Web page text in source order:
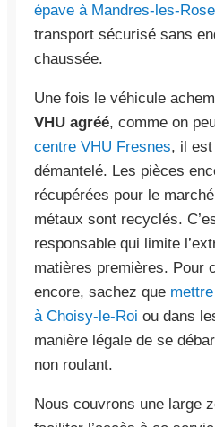
épave à Mandres-les-
transport sécurisé sans
chaussée.
Une fois le véhicule
VHU agréé, comme on
centre VHU Fresnes, il est
démantelé. Les pièces
récupérées pour le
métaux sont recyclés.
responsable qui limite
matières premières. Pour
encore, sachez que
à Choisy-le-Roi ou dans
manière légale de se
non roulant.
Nous couvrons une large